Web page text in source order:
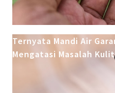
Ternyata Mandi Air
Mengatasi Masalah